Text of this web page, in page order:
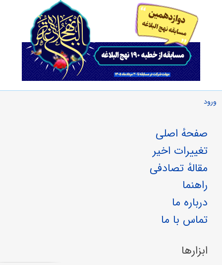
ورود
صفحهٔ اصلی
تغییرات اخیر
مقالهٔ تصادفی
راهنما
درباره ما
تماس با ما
ابزارها